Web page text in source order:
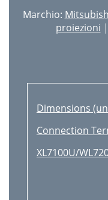
Marchio:
proiezioni
Dimensions
Connection
XL7100U/